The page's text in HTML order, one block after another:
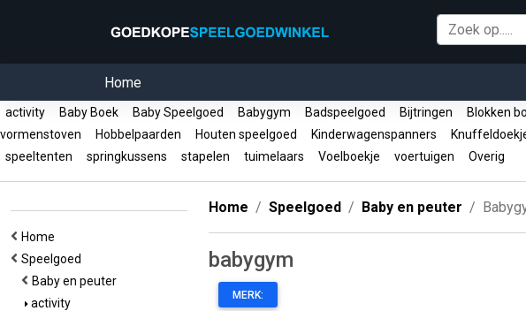
Home
activity Baby Boek Baby Speelgoed Babygym Badspeelgoed Bijtringen Blokken
vormenstoven
Hobbelpaarden Houten speelgoed Kinderwagenspanners
speeltenten
springkussens stapelen tuimelaars Voelboekje voertuigen Overig
Home
Speelgoed
Baby en peuter
activity
Home Speelgoed Baby en peuter
babygym
MERK: